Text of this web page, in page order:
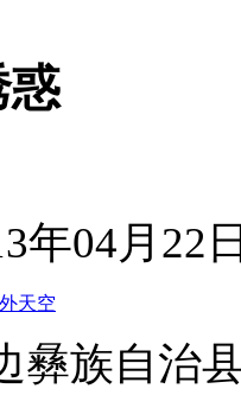
惑
年04月22
天空
彝族自治